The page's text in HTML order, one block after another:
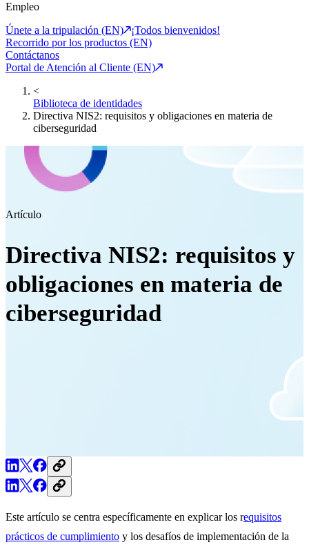
Empleo
Únete a la tripulación (EN)
¡Todos bienvenidos!
Recorrido por los productos (EN)
Contáctanos
Portal de Atención al Cliente (EN)
<
Biblioteca de identidades
Directiva NIS2: requisitos y obligaciones en materia de
ciberseguridad
Artículo
Directiva NIS2: requisitos y
obligaciones en materia de
ciberseguridad
Este artículo se centra específicamente en explicar los requisitos
prácticos de cumplimiento y los desafíos de implementación de la